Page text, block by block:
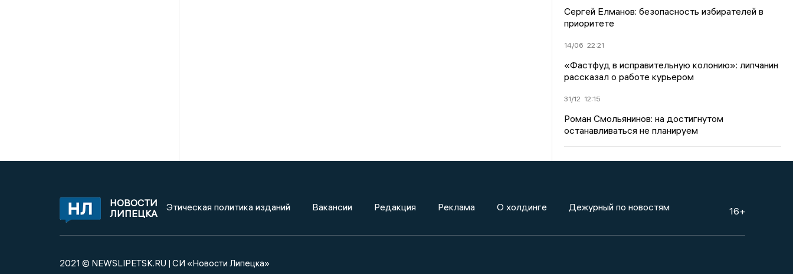
Сергей Елманов: безопасность избирателей в
приоритете
14/06 22:21
«Фастфуд в исправительную колонию»: липчанин
рассказал о работе курьером
31/12 12:15
Роман Смольянинов: на достигнутом
останавливаться не планируем
НОВОСТИ
ЛИПЕЦКА
Этическая политика изданий Вакансии Редакция Реклама О холдинге Дежурный по новостям 16+
2021 © NEWSLIPETSK.RU | СИ «Новости Липецка»